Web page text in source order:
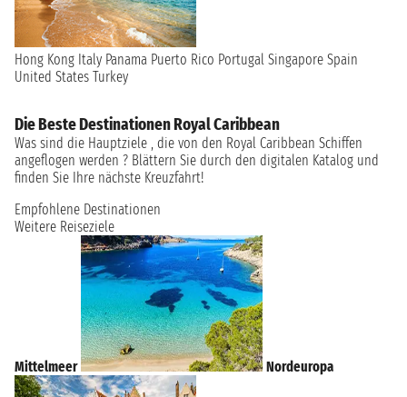
Hong Kong Italy Panama Puerto Rico Portugal Singapore Spain
United States Turkey
Die Beste Destinationen Royal Caribbean
Was sind die Hauptziele , die von den Royal Caribbean Schiffen
angeflogen werden ? Blättern Sie durch den digitalen Katalog und
finden Sie Ihre nächste Kreuzfahrt!
Empfohlene Destinationen
Weitere Reiseziele
Mittelmeer Nordeuropa